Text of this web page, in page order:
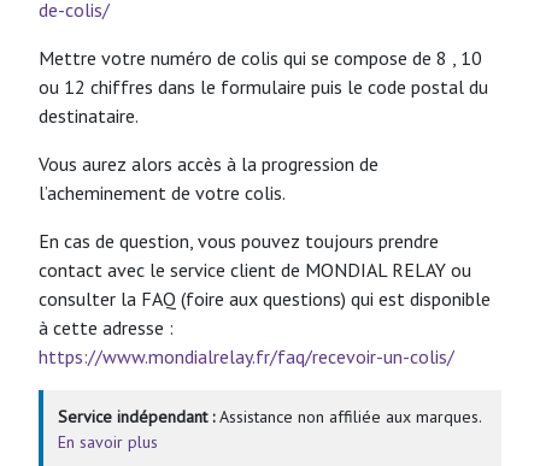
de-colis/
Mettre votre numéro de colis qui se compose de 8 , 10
ou 12 chiffres dans le formulaire puis le code postal du
destinataire.
Vous aurez alors accès à la progression de
l’acheminement de votre colis.
En cas de question, vous pouvez toujours prendre
contact avec le service client de MONDIAL RELAY ou
consulter la FAQ (foire aux questions) qui est disponible
à cette adresse :
https://www.mondialrelay.fr/faq/recevoir-un-colis/
Service indépendant :Assistance non affiliée aux marques.
En savoir plus